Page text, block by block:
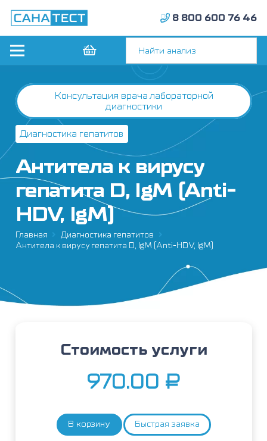
8 800 600 76 46
Консультация врача лабораторной
диагностики
Диагностика гепатитов
Антитела к вирусу
гепатита D, IgM (Anti-
HDV, IgM)
Главная
Диагностика гепатитов
Антитела к вирусу гепатита D, IgM (Anti-HDV, IgM)
Стоимость услуги
970.00 ₽
Количество
В корзину Быстрая заявка